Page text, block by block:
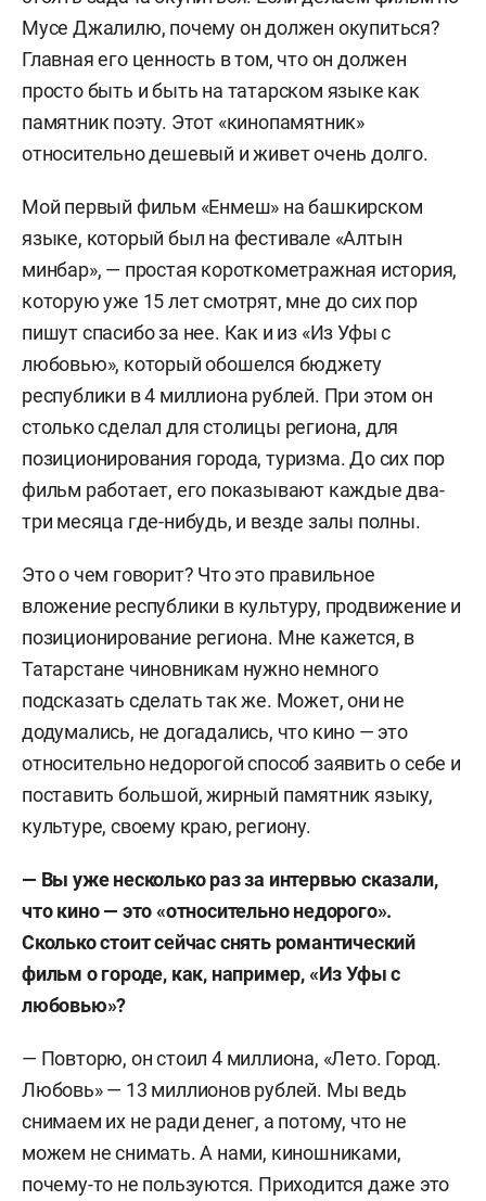
Мусе Джалилю, почему он должен окупиться?
Главная его ценность в том, что он должен
просто быть и быть на татарском языке как
памятник поэту. Этот «кинопамятник»
относительно дешевый и живет очень долго.
Мой первый фильм «Енмеш» на башкирском
языке, который был на фестивале «Алтын
минбар», — простая короткометражная история,
которую уже 15 лет смотрят, мне до сих пор
пишут спасибо за нее. Как и из «Из Уфы с
любовью», который обошелся бюджету
республики в 4 миллиона рублей. При этом он
столько сделал для столицы региона, для
позиционирования города, туризма. До сих пор
фильм работает, его показывают каждые два-
три месяца где-нибудь, и везде залы полны.
Это о чем говорит? Что это правильное
вложение республики в культуру, продвижение и
позиционирование региона. Мне кажется, в
Татарстане чиновникам нужно немного
подсказать сделать так же. Может, они не
додумались, не догадались, что кино — это
относительно недорогой способ заявить о себе и
поставить большой, жирный памятник языку,
культуре, своему краю, региону.
— Вы уже несколько раз за интервью сказали,
что кино — это «относительно недорого».
Сколько стоит сейчас снять романтический
фильм о городе, как, например, «Из Уфы с
любовью»?
— Повторю, он стоил 4 миллиона, «Лето. Город.
Любовь» — 13 миллионов рублей. Мы ведь
снимаем их не ради денег, а потому, что не
можем не снимать. А нами, киношниками,
почему-то не пользуются. Приходится даже это